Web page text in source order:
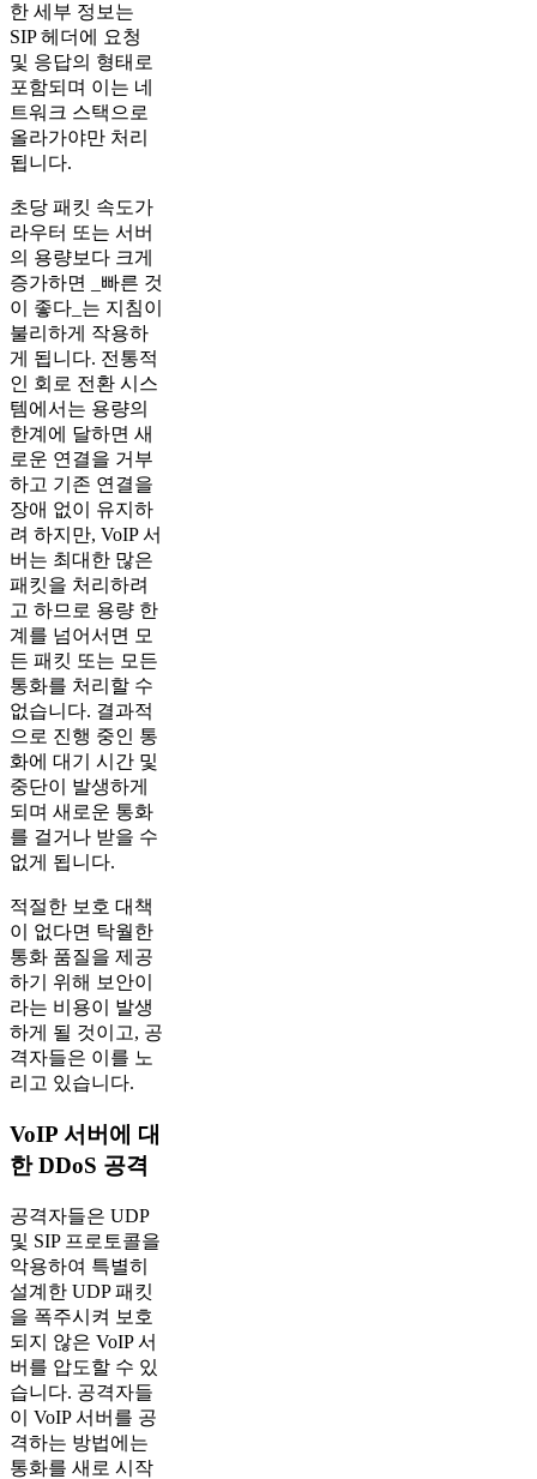
한 세부 정보는
SIP 헤더에 요청
및 응답의 형태로
포함되며 이는 네
트워크 스택으로
올라가야만 처리
됩니다.
초당 패킷 속도가
라우터 또는 서버
의 용량보다 크게
증가하면 _빠른 것
이 좋다_는 지침이
불리하게 작용하
게 됩니다. 전통적
인 회로 전환 시스
템에서는 용량의
한계에 달하면 새
로운 연결을 거부
하고 기존 연결을
장애 없이 유지하
려 하지만, VoIP 서
버는 최대한 많은
패킷을 처리하려
고 하므로 용량 한
계를 넘어서면 모
든 패킷 또는 모든
통화를 처리할 수
없습니다. 결과적
으로 진행 중인 통
화에 대기 시간 및
중단이 발생하게
되며 새로운 통화
를 걸거나 받을 수
없게 됩니다.
적절한 보호 대책
이 없다면 탁월한
통화 품질을 제공
하기 위해 보안이
라는 비용이 발생
하게 될 것이고, 공
격자들은 이를 노
리고 있습니다.
VoIP 서버에 대
한 DDoS 공격
공격자들은 UDP
및 SIP 프로토콜을
악용하여 특별히
설계한 UDP 패킷
을 폭주시켜 보호
되지 않은 VoIP 서
버를 압도할 수 있
습니다. 공격자들
이 VoIP 서버를 공
격하는 방법에는
통화를 새로 시작